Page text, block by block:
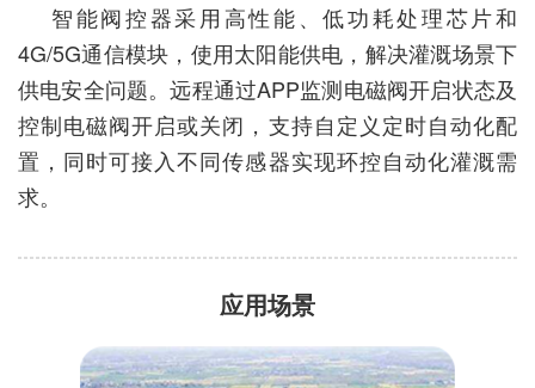
智能阀控器采用高性能、低功耗处理芯片和
4G/5G通信模块，使用太阳能供电，解决灌溉场景下
供电安全问题。远程通过APP监测电磁阀开启状态及
控制电磁阀开启或关闭，支持自定义定时自动化配
置，同时可接入不同传感器实现环控自动化灌溉需
求。
应用场景